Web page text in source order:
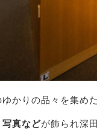
かりの品々を集め
真などが飾られ深